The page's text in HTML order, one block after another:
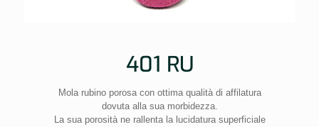
401 RU
Mola rubino porosa con ottima qualità di affilatura
dovuta alla sua morbidezza.
La sua porosità ne rallenta la lucidatura superficiale